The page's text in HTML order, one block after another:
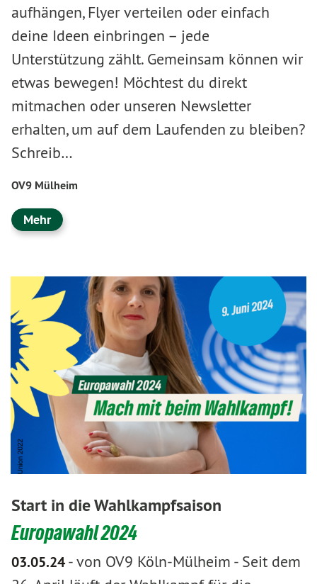
aufhängen, Flyer verteilen oder einfach
deine Ideen einbringen – jede
Unterstützung zählt. Gemeinsam können wir
etwas bewegen! Möchtest du direkt
mitmachen oder unseren Newsletter
erhalten, um auf dem Laufenden zu bleiben?
Schreib…
OV9 Mülheim
Mehr
Start in die Wahlkampfsaison
Europawahl 2024
03.05.24-von OV9 Köln-Mülheim - Seit dem